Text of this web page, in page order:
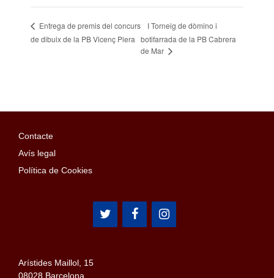
Entrega de premis del concurs
de dibuix de la PB Vicenç Piera
I Torneig de dòmino i
botifarrada de la PB Cabrera
de Mar
Contacte
Avís legal
Política de Cookies
Arístides Maillol, 15
08028 Barcelona